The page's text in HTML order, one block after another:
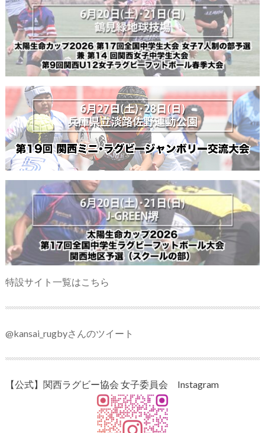
特設サイト一覧はこちら
@kansai_rugbyさんのツイート
【公式】関西ラグビー協会 女子委員会 Instagram